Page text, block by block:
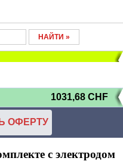
1031,68 CHF
ОФЕРТУ
с электродом